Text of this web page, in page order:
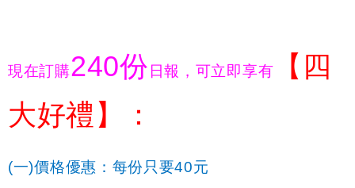
現在訂購240份 日報，可立即享有
【四
大好禮】：
(一)價格優惠：每份只要40元